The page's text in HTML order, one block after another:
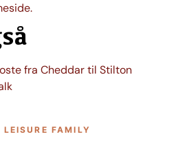
fra Cheddar til Stilton
LEISURE FAMILY